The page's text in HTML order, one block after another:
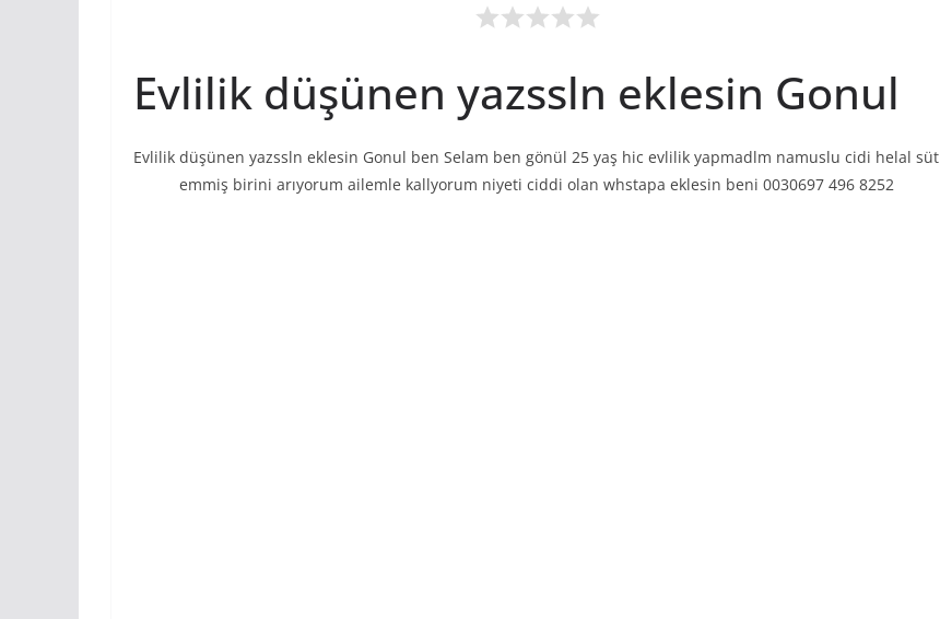
Evlilik düşünen yazssln eklesin Gonul
Evlilik düşünen yazssln eklesin Gonul ben Selam ben gönül 25 yaş hic evlilik yapmadlm namuslu cidi helal süt
emmiş birini arıyorum ailemle kallyorum niyeti ciddi olan whstapa eklesin beni 0030697 496 8252